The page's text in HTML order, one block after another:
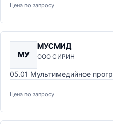
Цена по запросу
МУ
МУСМИД
ООО СИРИН
05.01 Мультимедийное
Цена по запросу